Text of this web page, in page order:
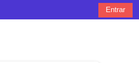
Entrar